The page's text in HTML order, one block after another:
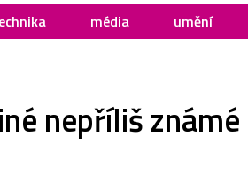
média umění
nepříliš známé